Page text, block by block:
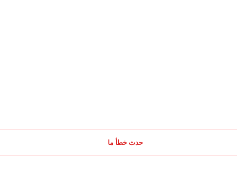
حدث خطأ ما